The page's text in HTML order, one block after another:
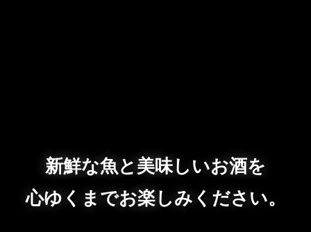
新鮮な魚と美味しいお酒を
心ゆくまでお楽しみください。